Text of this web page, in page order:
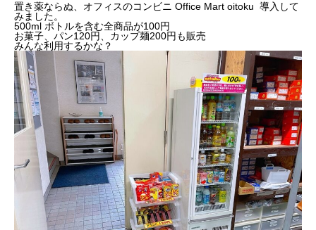
置き薬ならぬ、オフィスのコンビニ Office Mart oitoku 導入して
みました。
500ml ボトルを含む全商品が100円
お菓子、パン120円、カップ麺200円も販売
みんな利用するかな？